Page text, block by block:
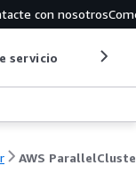
con nosotros
servicio